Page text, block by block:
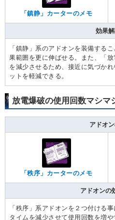
「鎮静」カーターのメモ
効果
「鎮静」系のアドオンを装備する
果範囲を更に伸ばせる。また、「
を減少させるため、接近に気づか
ットを軽減できる。
放電爆破の使用回数マシマ
アドオ
「秩序」カーターのメモ
アドオンの
「秩序」系アドオンを２つ付ける
タイムを減少させて使用回数を増